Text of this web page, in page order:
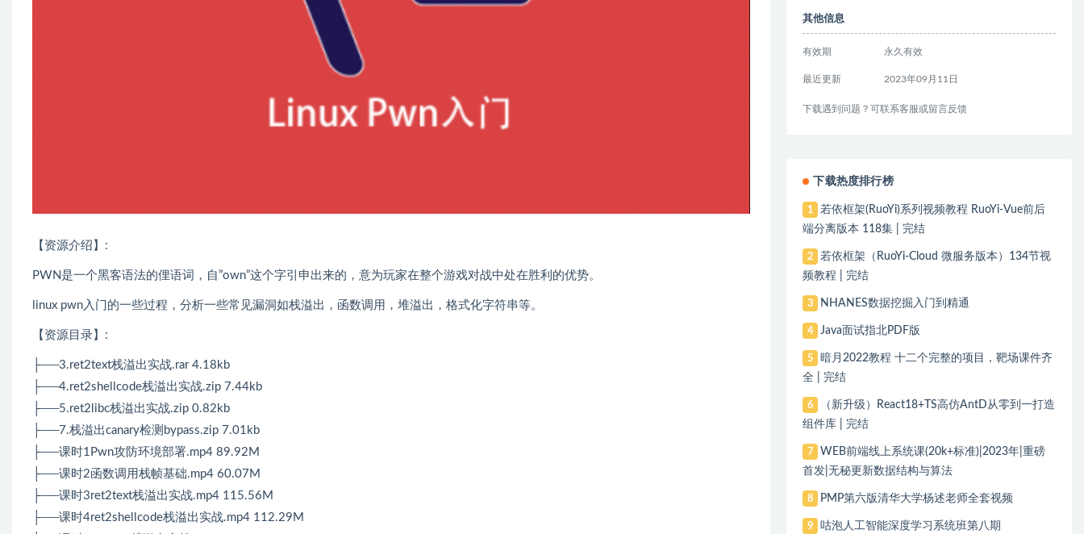
【资源介绍】:
PWN是一个黑客语法的俚语词，自”own”这个字引申出来的，意为玩家在整个游戏对战中处在胜利的优势。
linux pwn入门的一些过程，分析一些常见漏洞如栈溢出，函数调用，堆溢出，格式化字符串等。
【资源目录】:
├──3.ret2text栈溢出实战.rar 4.18kb
├──4.ret2shellcode栈溢出实战.zip 7.44kb
├──5.ret2libc栈溢出实战.zip 0.82kb
├──7.栈溢出canary检测bypass.zip 7.01kb
├──课时1Pwn攻防环境部署.mp4 89.92M
├──课时2函数调用栈帧基础.mp4 60.07M
├──课时3ret2text栈溢出实战.mp4 115.56M
├──课时4ret2shellcode栈溢出实战.mp4 112.29M
其他信息
有效期 永久有效
最近更新 2023年09月11日
下载遇到问题？可联系客服或留言反馈
下载热度排行榜
1
若依框架(RuoYi)系列视频教程 RuoYi-Vue前后
端分离版本 118集 | 完结
2
若依框架（RuoYi-Cloud 微服务版本）134节视
频教程 | 完结
3 NHANES数据挖掘入门到精通
4 Java面试指北PDF版
5
暗月2022教程 十二个完整的项目，靶场课件齐
全 | 完结
6
（新升级）React18+TS高仿AntD从零到一打造
组件库 | 完结
7
WEB前端线上系统课(20k+标准)|2023年|重磅
首发|无秘更新数据结构与算法
8 PMP第六版清华大学杨述老师全套视频
9 咕泡人工智能深度学习系统班第八期